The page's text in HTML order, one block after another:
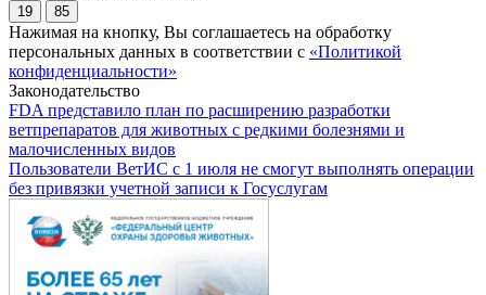
19 85
Нажимая на кнопку, Вы соглашаетесь на обработку
персональных данных в соответствии с «Политикой
конфиденциальности»
Законодательство
FDA представило план по расширению разработки
ветпрепаратов для животных с редкими болезнями и
малочисленных видов
Пользователи ВетИС с 1 июля не смогут выполнять операции
без привязки учетной записи к Госуслугам